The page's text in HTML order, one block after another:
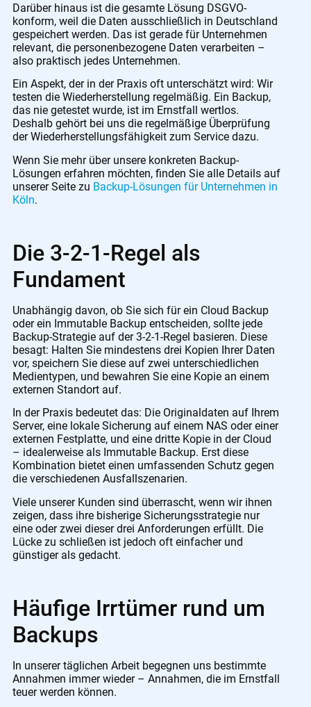
Darüber hinaus ist die gesamte Lösung DSGVO-
konform, weil die Daten ausschließlich in Deutschland
gespeichert werden. Das ist gerade für Unternehmen
relevant, die personenbezogene Daten verarbeiten –
also praktisch jedes Unternehmen.
Ein Aspekt, der in der Praxis oft unterschätzt wird: Wir
testen die Wiederherstellung regelmäßig. Ein Backup,
das nie getestet wurde, ist im Ernstfall wertlos.
Deshalb gehört bei uns die regelmäßige Überprüfung
der Wiederherstellungsfähigkeit zum Service dazu.
Wenn Sie mehr über unsere konkreten Backup-
Lösungen erfahren möchten, finden Sie alle Details auf
unserer Seite zu Backup-Lösungen für Unternehmen in
Köln.
Die 3-2-1-Regel als
Fundament
Unabhängig davon, ob Sie sich für ein Cloud Backup
oder ein Immutable Backup entscheiden, sollte jede
Backup-Strategie auf der 3-2-1-Regel basieren. Diese
besagt: Halten Sie mindestens drei Kopien Ihrer Daten
vor, speichern Sie diese auf zwei unterschiedlichen
Medientypen, und bewahren Sie eine Kopie an einem
externen Standort auf.
In der Praxis bedeutet das: Die Originaldaten auf Ihrem
Server, eine lokale Sicherung auf einem NAS oder einer
externen Festplatte, und eine dritte Kopie in der Cloud
– idealerweise als Immutable Backup. Erst diese
Kombination bietet einen umfassenden Schutz gegen
die verschiedenen Ausfallszenarien.
Viele unserer Kunden sind überrascht, wenn wir ihnen
zeigen, dass ihre bisherige Sicherungsstrategie nur
eine oder zwei dieser drei Anforderungen erfüllt. Die
Lücke zu schließen ist jedoch oft einfacher und
günstiger als gedacht.
Häufige Irrtümer rund um
Backups
In unserer täglichen Arbeit begegnen uns bestimmte
Annahmen immer wieder – Annahmen, die im Ernstfall
teuer werden können.